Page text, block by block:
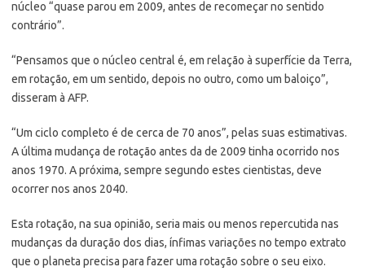
núcleo “quase parou em 2009, antes de recomeçar no sentido
contrário”.
“Pensamos que o núcleo central é, em relação à superfície da Terra,
em rotação, em um sentido, depois no outro, como um baloiço”,
disseram à AFP.
“Um ciclo completo é de cerca de 70 anos”, pelas suas estimativas.
A última mudança de rotação antes da de 2009 tinha ocorrido nos
anos 1970. A próxima, sempre segundo estes cientistas, deve
ocorrer nos anos 2040.
Esta rotação, na sua opinião, seria mais ou menos repercutida nas
mudanças da duração dos dias, ínfimas variações no tempo extrato
que o planeta precisa para fazer uma rotação sobre o seu eixo.